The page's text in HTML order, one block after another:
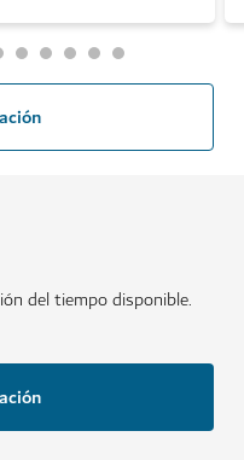
del tiempo disponible.